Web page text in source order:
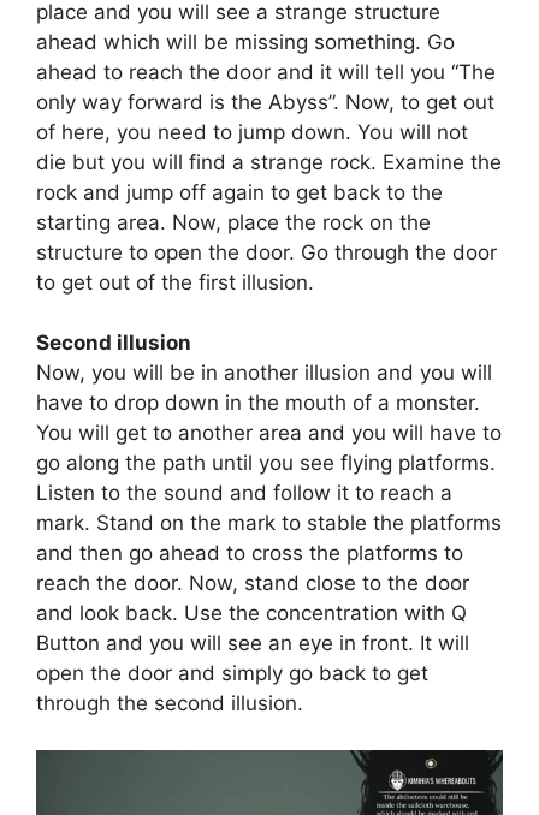
place and you will see a strange structure
ahead which will be missing something. Go
ahead to reach the door and it will tell you “The
only way forward is the Abyss”. Now, to get out
of here, you need to jump down. You will not
die but you will find a strange rock. Examine the
rock and jump off again to get back to the
starting area. Now, place the rock on the
structure to open the door. Go through the door
to get out of the first illusion.
Second illusion
Now, you will be in another illusion and you will
have to drop down in the mouth of a monster.
You will get to another area and you will have to
go along the path until you see flying platforms.
Listen to the sound and follow it to reach a
mark. Stand on the mark to stable the platforms
and then go ahead to cross the platforms to
reach the door. Now, stand close to the door
and look back. Use the concentration with Q
Button and you will see an eye in front. It will
open the door and simply go back to get
through the second illusion.